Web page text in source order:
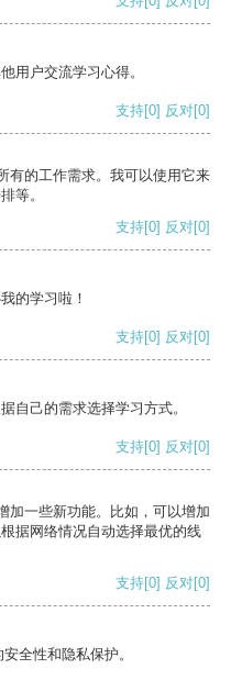
用户交流学习心得。
支持[0] 反对[0]
有的工作需求。我可以使用它来
等。
支持[0] 反对[0]
的学习啦！
支持[0] 反对[0]
自己的需求选择学习方式。
支持[0] 反对[0]
加一些新功能。比如，可以增加
据网络情况自动选择最优的线
支持[0] 反对[0]
全性和隐私保护。